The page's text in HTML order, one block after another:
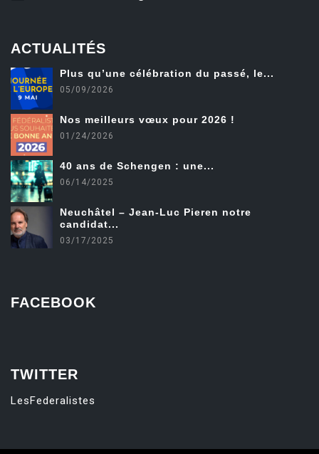
ACTUALITÉS
Plus qu’une célébration du passé, le...
05/09/2026
Nos meilleurs vœux pour 2026 !
01/24/2026
40 ans de Schengen : une...
06/14/2025
Neuchâtel – Jean-Luc Pieren notre
candidat...
03/17/2025
FACEBOOK
TWITTER
LesFederalistes